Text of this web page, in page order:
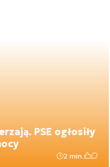
PSE ogłosiły
2 min.